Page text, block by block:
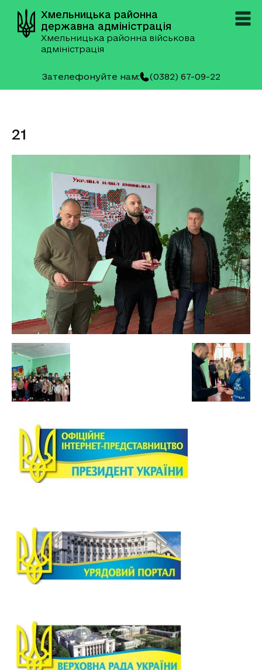
Хмельницька районна
державна адміністрація
Хмельницька районна військова
адміністрація
Зателефонуйте нам: (0382) 67-09-22
21